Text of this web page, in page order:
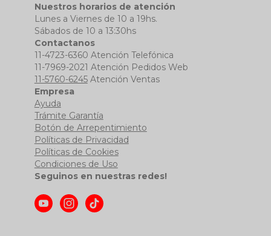
Nuestros horarios de atención
Lunes a Viernes de 10 a 19hs.
Sábados de 10 a 13:30hs
Contactanos
11-4723-6360 Atención Telefónica
11-7969-2021 Atención Pedidos Web
11-5760-6245Atención Ventas
Empresa
Ayuda
Trámite Garantía
Botón de Arrepentimiento
Políticas de Privacidad
Políticas de Cookies
Condiciones de Uso
Seguinos en nuestras redes!